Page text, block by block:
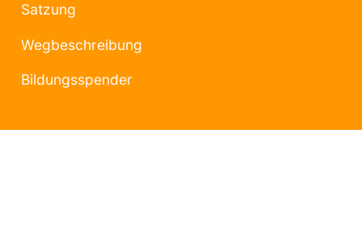
Satzung
Wegbeschreibung
Bildungsspender